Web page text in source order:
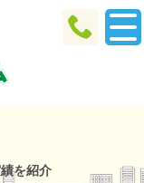
を紹介